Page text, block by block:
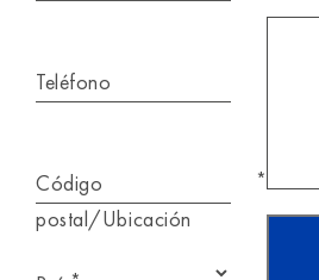
Teléfono
Código
postal/Ubicación
*